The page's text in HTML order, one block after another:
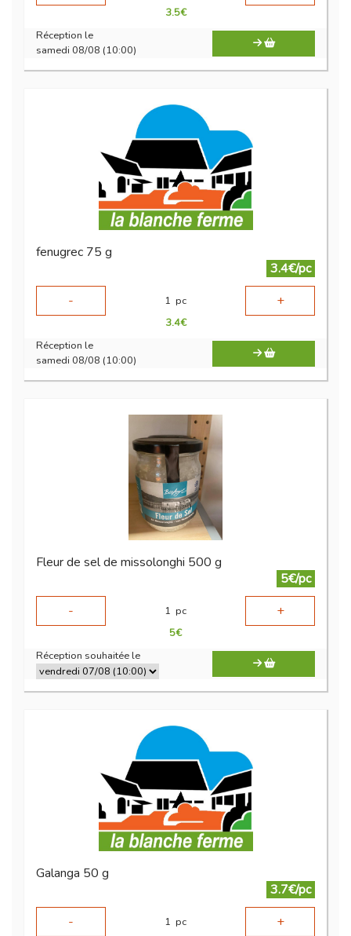
3.5€
Réception le
samedi 08/08 (10:00)
fenugrec 75 g
3.4€/pc
-
1 pc +
3.4€
Réception le
samedi 08/08 (10:00)
Fleur de sel de missolonghi 500 g
5€/pc
-
1 pc +
5€
Réception souhaitée le
Galanga 50 g
3.7€/pc
-
1 pc +